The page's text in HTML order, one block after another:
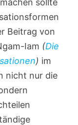
sollte
Beitrag von
Iam (Die
) im
nicht nur die